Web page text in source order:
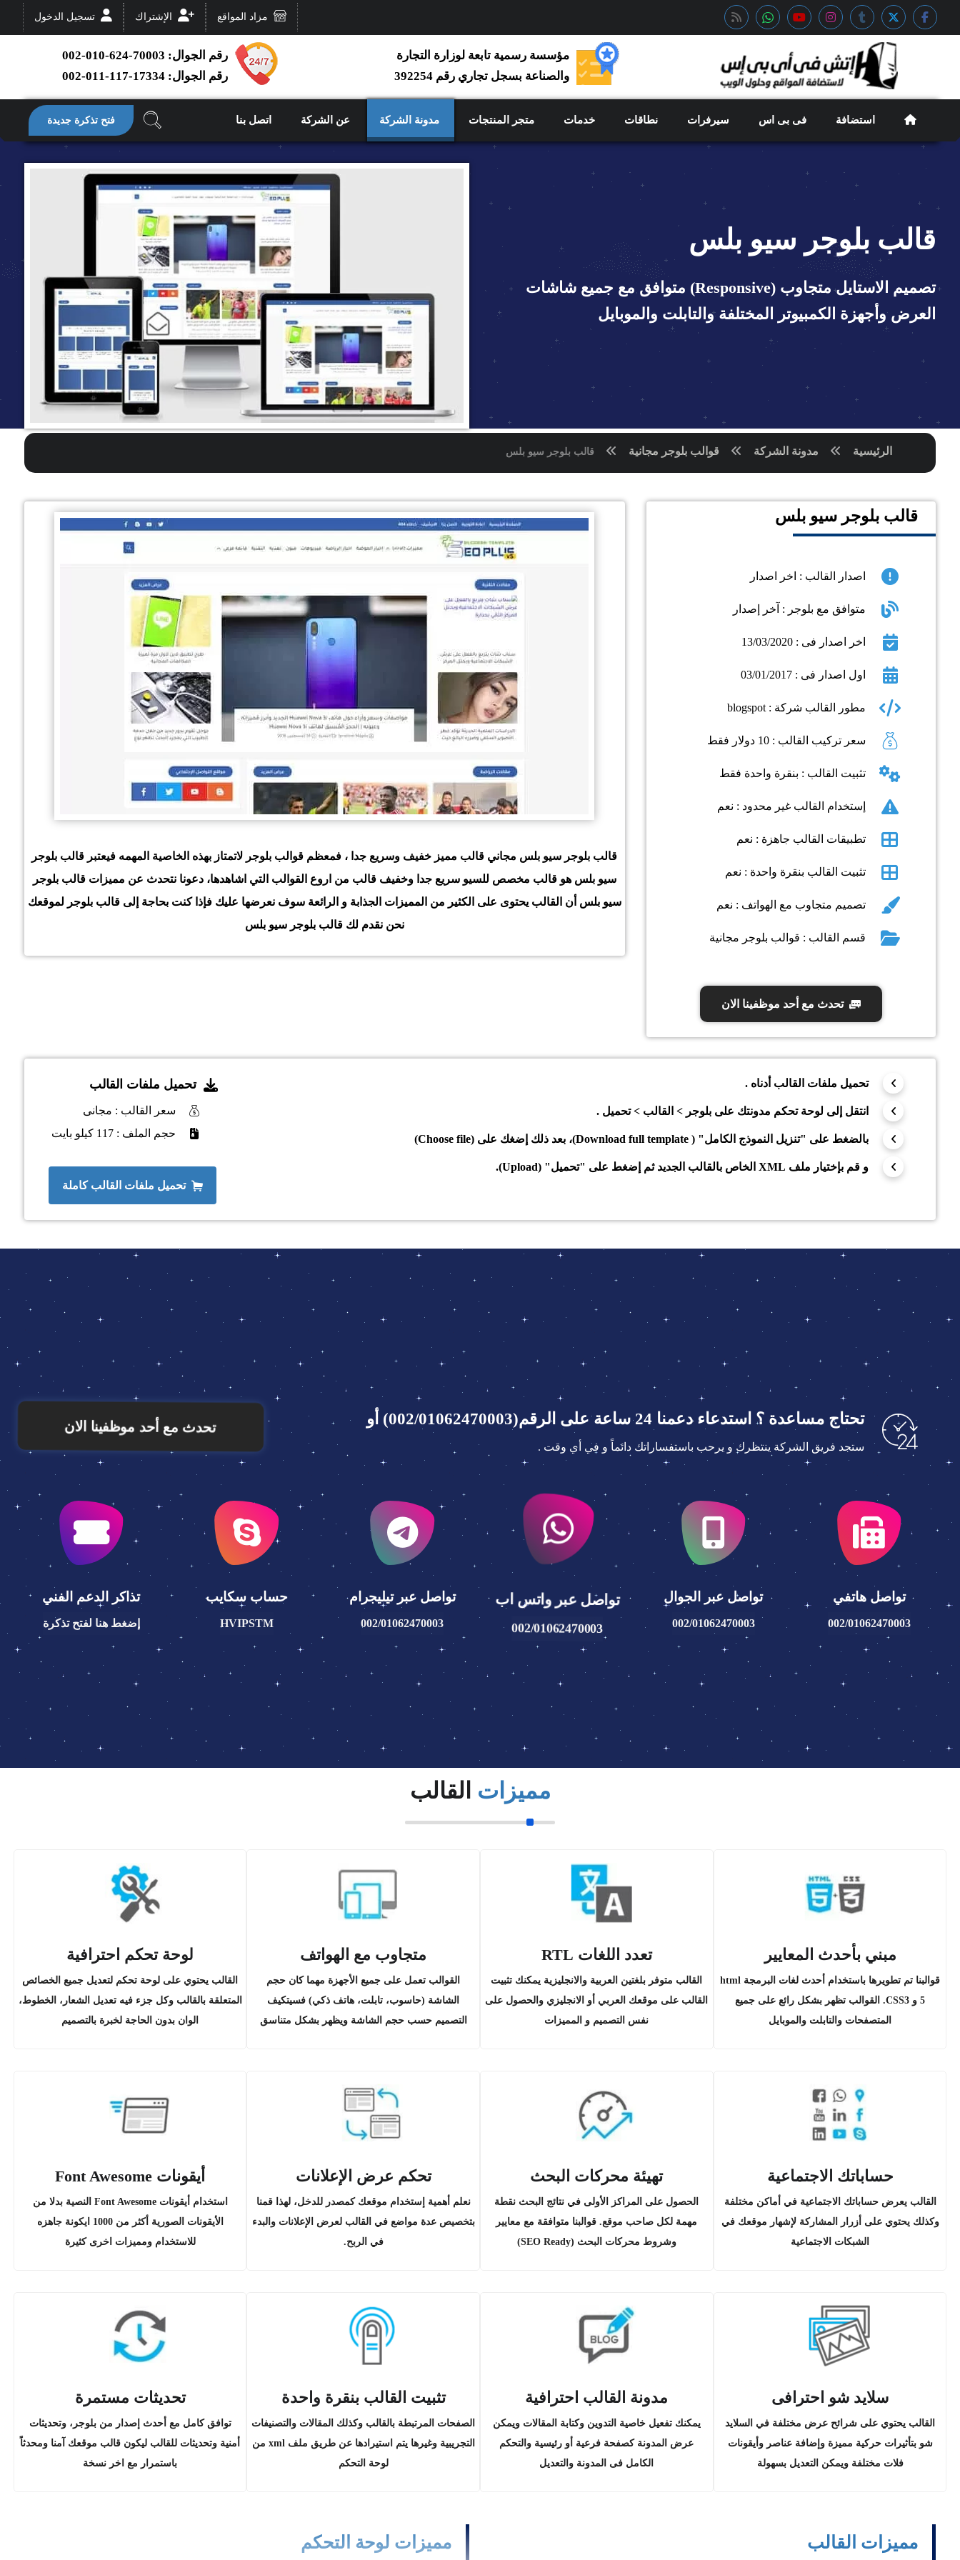
مزاد المواقع الإشتراك تسجيل الدخول
مؤسسة رسمية تابعة لوزارة التجارة
والصناعة بسجل تجاري رقم 392254
رقم الجوال: 70003-624-010-002
رقم الجوال: 17334-117-011-002
استضافة فى بى اس سيرفرات نطاقات خدمات متجر المنتجات مدونة الشركة عن الشركة اتصل بنا فتح تذكرة جديدة
قالب بلوجر سيو بلس
تصميم الاستايل متجاوب (Responsive) متوافق مع جميع شاشات
العرض وأجهزة الكمبيوتر المختلفة والتابلت والموبايل
الرئيسية مدونة الشركة قوالب بلوجر مجانية قالب بلوجر سيو بلس
قالب بلوجر سيو بلس
اصدار القالب : اخر اصدار
متوافق مع بلوجر : آخر إصدار
اخر اصدار فى : 13/03/2020
اول اصدار فى : 03/01/2017
مطور القالب شركة : blogspot
سعر تركيب القالب : 10 دولار فقط
تثبيت القالب : بنقرة واحدة فقط
إستخدام القالب غير محدود : نعم
تطبيقات القالب جاهزة : نعم
تثبيت القالب بنقرة واحدة : نعم
تصميم متجاوب مع الهواتف : نعم
قسم القالب : قوالب بلوجر مجانية
تحدث مع أحد موظفينا الان
قالب بلوجر سيو بلس مجاني قالب مميز خفيف وسريع جدا ، فمعظم قوالب بلوجر لاتمتاز بهذه الخاصية المهمه فيعتبر قالب بلوجر
سيو بلس هو قالب مخصص للسيو سريع جدا وخفيف قالب من اروع القوالب التي اشاهدها، دعونا نتحدث عن مميزات قالب بلوجر
سيو بلس أن القالب يحتوى على الكثير من المميزات الجذابة و الرائعة سوف نعرضها عليك فإذا كنت بحاجة إلى قالب بلوجر لموقعك
نحن نقدم لك قالب بلوجر سيو بلس
تحميل ملفات القالب أدناه .
انتقل إلى لوحة تحكم مدونتك على بلوجر > القالب > تحميل .
بالضغط على "تنزيل النموذج الكامل" ( Download full template)، بعد ذلك إضغك على (Choose file)
و قم بإختيار ملف XML الخاص بالقالب الجديد ثم إضغط على "تحميل" (Upload).
تحميل ملفات القالب
سعر القالب : مجانى
حجم الملف : 117 كيلو بايت
تحميل ملفات القالب كاملة
تحتاج مساعدة ؟ استدعاء دعمنا 24 ساعة على الرقم(002/01062470003) أو
ستجد فريق الشركة ينتظرك و يرحب باستفساراتك دائماً و في أي وقت .
تحدث مع أحد موظفينا الان
تواصل هاتفي
002/01062470003
تواصل عبر الجوال
002/01062470003
تواصل عبر واتس اب
002/01062470003
تواصل عبر تيليجرام
002/01062470003
حساب سكايب
HVIPSTM
تذاكر الدعم الفني
إضغط هنا لفتح تذكرة
مميزات القالب
مبني بأحدث المعايير
قوالبنا تم تطويرها باستخدام أحدث لغات البرمجة html
5 و CSS3. القوالب تظهر بشكل رائع على جميع
المتصفحات والتابلت والموبايل
تعدد اللغات RTL
القالب متوفر بلغتين العربية والانجليزية يمكنك تثبيت
القالب على موقعك العربي أو الانجليزي والحصول على
نفس التصميم و المميزات
متجاوب مع الهواتف
القوالب تعمل على جميع الأجهزة مهما كان حجم
الشاشة (حاسوب، تابلت، هاتف ذكي) فسيتكيف
التصميم حسب حجم الشاشة ويظهر بشكل متناسق
لوحة تحكم احترافية
القالب يحتوي على لوحة تحكم لتعديل جميع الخصائص
المتعلقة بالقالب وكل جزء فيه تعديل الشعار، الخطوط،
الوان بدون الحاجة لخبرة بالتصميم
حساباتك الاجتماعية
القالب يعرض حساباتك الاجتماعية في أماكن مختلفة
وكذلك يحتوي على أزرار المشاركة لإشهار موقعك في
الشبكات الاجتماعية
تهيئة محركات البحث
الحصول على المراكز الأولى في نتائج البحث نقطة
مهمة لكل صاحب موقع. قوالبنا متوافقة مع معايير
وشروط محركات البحث (SEO Ready)
تحكم عرض الإعلانات
نعلم أهمية إستخدام موقعك كمصدر للدخل، لهذا قمنا
بتخصيص عدة مواضع في القالب لعرض الإعلانات والبدء
في الربح.
أيقونات Font Awesome
استخدام أيقونات Font Awesome النصية بدلا من
الأيقونات الصورية أكثر من 1000 ايكونة جاهزه
للاستخدام ومميزات اخرى كثيرة
سلايد شو احترافى
القالب يحتوي على شرائح عرض مختلفة في السلايد
شو بتأثيرات حركية مميزة وإضافة عناصر وأيقونات
فلات مختلفة ويمكن التعديل بسهولة
مدونة القالب احترافية
يمكنك تفعيل خاصية التدوين وكتابة المقالات ويمكن
عرض المدونة كصفحة فرعية أو رئيسية والتحكم
الكامل فى المدونة والتعديل
تثبيت القالب بنقرة واحدة
الصفحات المرتبطة بالقالب وكذلك المقالات والتصنيفات
التجريبية وغيرها يتم استيرادها عن طريق ملف xml من
لوحة التحكم
تحديثات مستمرة
توافق كامل مع أحدث إصدار من بلوجر، وتحديثات
أمنية وتحديثات للقالب ليكون قالب موقعك آمنا ومحدثاً
باستمرار مع اخر نسخة
مميزات القالب مميزات لوحة التحكم